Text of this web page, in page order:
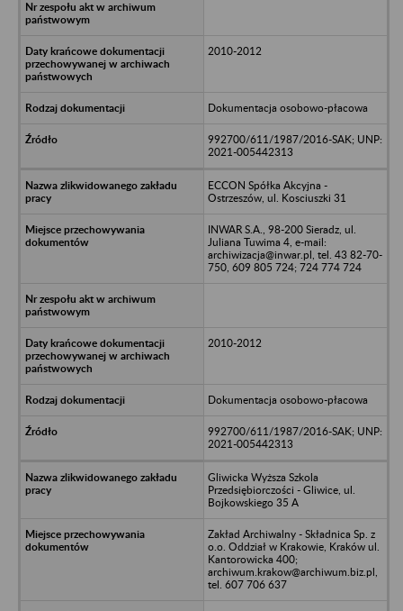
2010-2012
Dokumentacja osobowo-płacowa
992700/611/1987/2016-SAK; UNP:
2021-005442313
ECCON Spółka Akcyjna -
Ostrzeszów, ul. Kosciuszki 31
INWAR S.A., 98-200 Sieradz, ul.
Juliana Tuwima 4, e-mail:
archiwizacja@inwar.pl, tel. 43 82-70-
750, 609 805 724; 724 774 724
2010-2012
Dokumentacja osobowo-płacowa
992700/611/1987/2016-SAK; UNP:
2021-005442313
Gliwicka Wyższa Szkola
Przedsiębiorczości - Gliwice, ul.
Bojkowskiego 35 A
Zakład Archiwalny - Składnica Sp. z
o.o. Oddział w Krakowie, Kraków ul.
Kantorowicka 400;
archiwum.krakow@archiwum.biz.pl,
tel. 607 706 637